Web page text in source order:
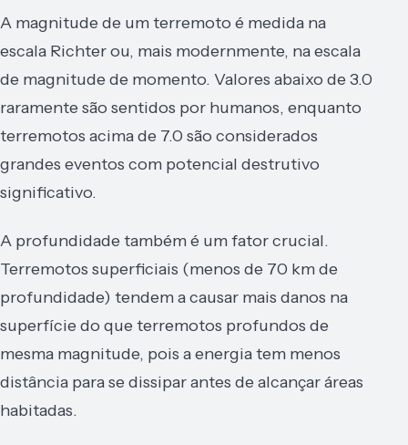
A magnitude de um terremoto é medida na
escala Richter ou, mais modernmente, na escala
de magnitude de momento. Valores abaixo de 3.0
raramente são sentidos por humanos, enquanto
terremotos acima de 7.0 são considerados
grandes eventos com potencial destrutivo
significativo.
A profundidade também é um fator crucial.
Terremotos superficiais (menos de 70 km de
profundidade) tendem a causar mais danos na
superfície do que terremotos profundos de
mesma magnitude, pois a energia tem menos
distância para se dissipar antes de alcançar áreas
habitadas.